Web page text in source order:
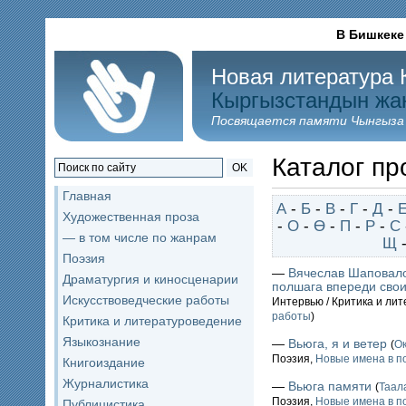
В Бишкеке
Новая литература
Кыргызстандын
Посвящается памяти
OK
Главная
Художественная проза
— в том числе по жанрам
Поэзия
Драматургия и киносценарии
Искусствоведческие работы
Критика и литературоведение
Языкознание
Книгоиздание
Журналистика
Каталог
А - Б - В - Г - Д -
- О- Ө- П - Р- С
Щ
— Вячеслав
полшага впереди
Интервью / Критика и
работы)
— Вьюга, я и ветер (
Поэзия, Новые имена в
— Вьюга памяти (
Поэзия, Новые имена в